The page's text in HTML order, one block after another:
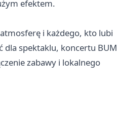
efektem.
i każdego, kto lubi
dla spektaklu, koncertu BUM
zabawy i lokalnego